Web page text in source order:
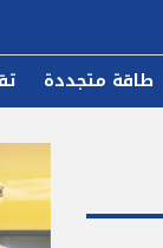
طاقة متجددة